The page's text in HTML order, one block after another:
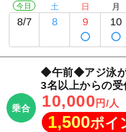
今日
8/7
土
8
日
9
月
10
乗合
◆午前◆アジ泳
3名以上からの
10,000 円/人
1,500ポイ